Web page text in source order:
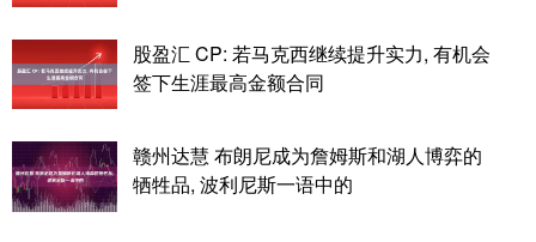
股盈汇 CP: 若马克西继续提升实力, 有机会
签下生涯最高金额合同
赣州达慧 布朗尼成为詹姆斯和湖人博弈的
牺牲品, 波利尼斯一语中的